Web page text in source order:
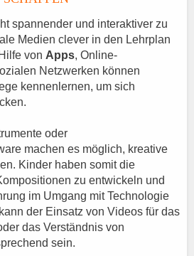
spannender und interaktiver zu
Medien clever in den Lehrplan
von Apps, Online-
Netzwerken können
kennenlernen, um sich
oder
machen es möglich, kreative
Kinder haben somit die
zu entwickeln und
im Umgang mit Technologie
der Einsatz von Videos für das
das Verständnis von
sein.